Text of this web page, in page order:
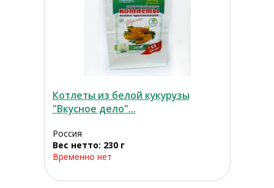
Котлеты из белой кукурузы
"Вкусное дело"...
Россия
Вес нетто: 230 г
Временно нет